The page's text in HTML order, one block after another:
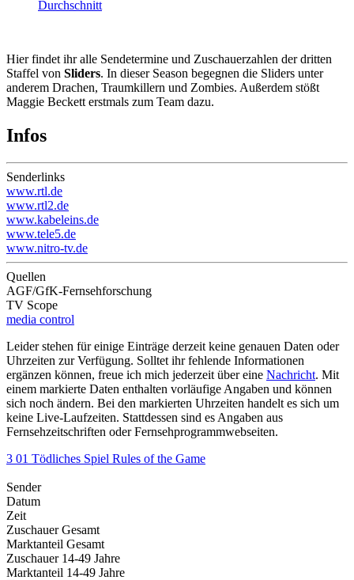
Durchschnitt
Hier findet ihr alle Sendetermine und Zuschauerzahlen der dritten
Staffel von Sliders. In dieser Season begegnen die Sliders unter
anderem Drachen, Traumkillern und Zombies. Außerdem stößt
Maggie Beckett erstmals zum Team dazu.
Infos
Senderlinks
www.rtl.de
www.rtl2.de
www.kabeleins.de
www.tele5.de
www.nitro-tv.de
Quellen
AGF/GfK-Fernsehforschung
TV Scope
media control
Leider stehen für einige Einträge derzeit keine genauen Daten oder
Uhrzeiten zur Verfügung. Solltet ihr fehlende Informationen
ergänzen können, freue ich mich jederzeit über eine Nachricht. Mit
einem markierte Daten enthalten vorläufige Angaben und können
sich noch ändern. Bei den markierten Uhrzeiten handelt es sich um
keine Live-Laufzeiten. Stattdessen sind es Angaben aus
Fernsehzeitschriften oder Fernsehprogrammwebseiten.
3 01 Tödliches Spiel Rules of the Game
Sender
Datum
Zeit
ZuschauerGesamt
Marktanteil Gesamt
Zuschauer 14-49 Jahre
Marktanteil 14-49 Jahre